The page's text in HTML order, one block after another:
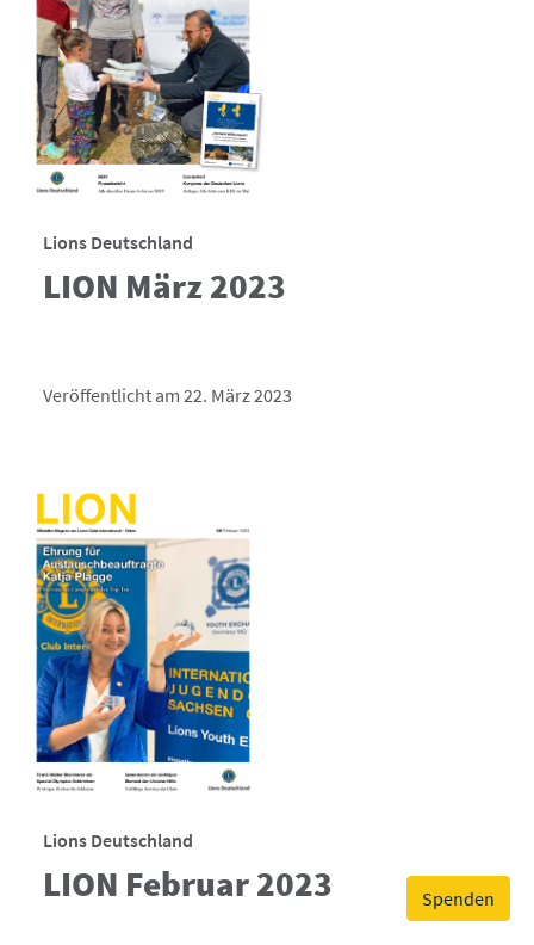
Spenden
Lions Deutschland
LION März 2023
Veröffentlicht am 22. März 2023
Lions Deutschland
LION Februar 2023